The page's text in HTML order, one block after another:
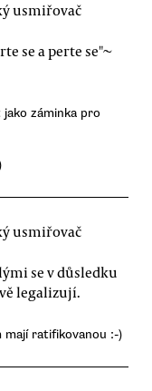
usmiřovač
se a perte se"~
záminka pro
usmiřovač
se v důsledku
legalizují.
ratifikovanou :-)